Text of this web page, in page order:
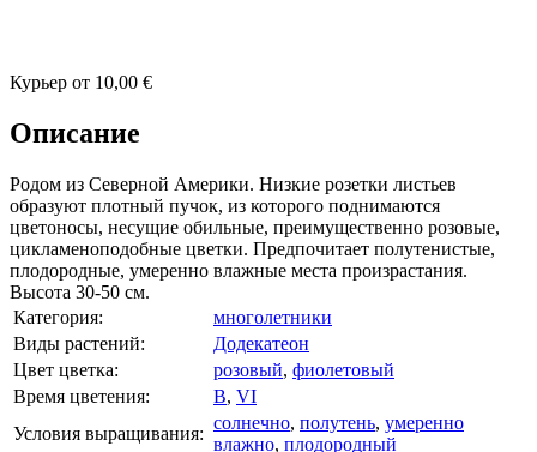
Курьер от 10,00 €
Описание
Родом из Северной Америки. Низкие розетки листьев
образуют плотный пучок, из которого поднимаются
цветоносы, несущие обильные, преимущественно розовые,
цикламеноподобные цветки. Предпочитает полутенистые,
плодородные, умеренно влажные места произрастания.
Высота 30-50 см.
Категория:
многолетники
Виды растений:
Додекатеон
Цвет цветка:
розовый, фиолетовый
Время цветения:
В, VI
Условия выращивания:
солнечно, полутень, умеренно
влажно, плодородный